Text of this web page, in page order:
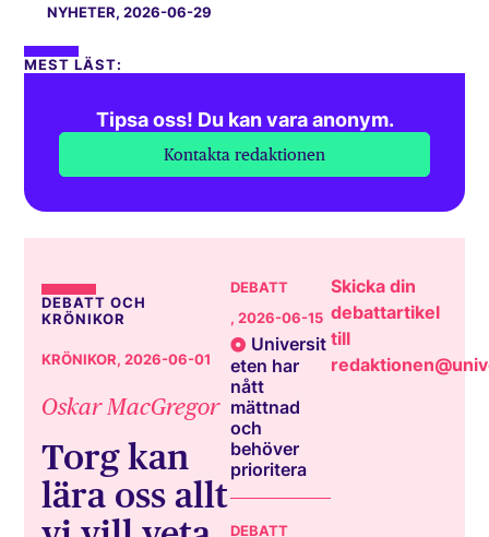
NYHETER, 2026-06-29
MEST LÄST:
Tipsa oss! Du kan vara anonym.
Kontakta redaktionen
DEBATT OCH
KRÖNIKOR
KRÖNIKOR, 2026-06-01
Oskar MacGregor
Torg kan
lära oss allt
DEBATT
, 2026-06-15
Universit
eten har
nått
mättnad
och
behöver
prioritera
DEBATT
Skicka din
debattartikel
till